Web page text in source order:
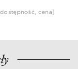
cena]